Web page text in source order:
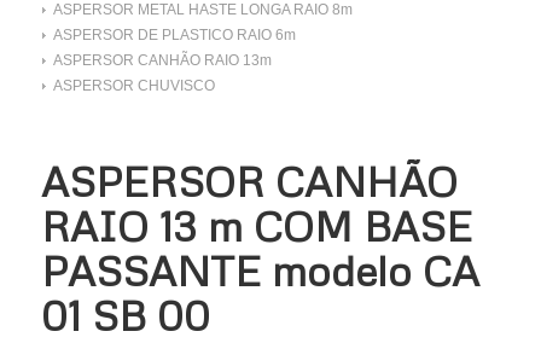
ASPERSOR METAL HASTE LONGA RAIO 8m
ASPERSOR DE PLASTICO RAIO 6m
ASPERSOR CANHÃO RAIO 13m
ASPERSOR CHUVISCO
ASPERSOR CANHÃO
RAIO 13 m COM BASE
PASSANTE modelo CA
01 SB 00